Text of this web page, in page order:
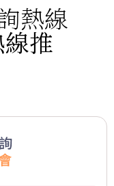
熱線
推